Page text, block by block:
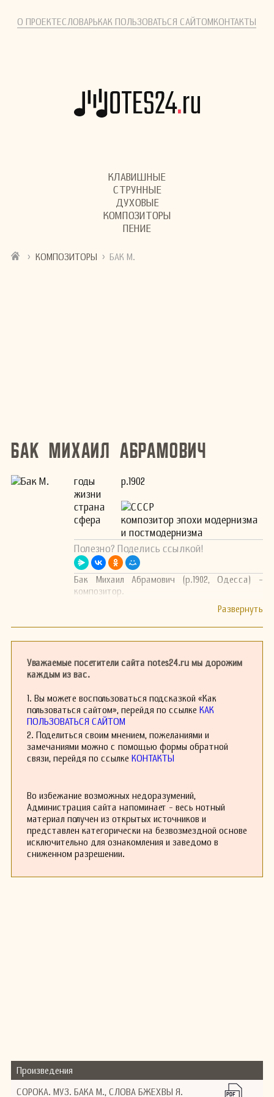
О ПРОЕКТЕСЛОВАРЬКАК ПОЛЬЗОВАТЬСЯ САЙТОМКОНТАКТЫ
КЛАВИШНЫЕ
СТРУННЫЕ
ДУХОВЫЕ
КОМПОЗИТОРЫ
ПЕНИЕ
› КОМПОЗИТОРЫ › БАК М.
Бак Михаил Абрамович
годы
жизни
р.1902
страна
СССР
сфера
композитор эпохи модернизма
и постмодернизма
Полезно? Поделись ссылкой!
Бак Михаил Абрамович (р.1902, Одесса) -
композитор.
Уважаемые посетители сайта notes24.ru мы дорожим
каждым из вас.
1. Вы можете воспользоваться подсказкой «Как
пользоваться сайтом», перейдя по ссылке КАК
ПОЛЬЗОВАТЬСЯ САЙТОМ
2. Поделиться своим мнением, пожеланиями и
замечаниями можно с помощью формы обратной
связи, перейдя по ссылке КОНТАКТЫ
Во избежание возможных недоразумений,
Администрация сайта напоминает - весь нотный
материал получен из открытых источников и
представлен категорически на безвозмездной основе
исключительно для ознакомления и заведомо в
сниженном разрешении.
Произведения
СОРОКА. МУЗ. БАКА М., СЛОВА БЖЕХВЫ Я.